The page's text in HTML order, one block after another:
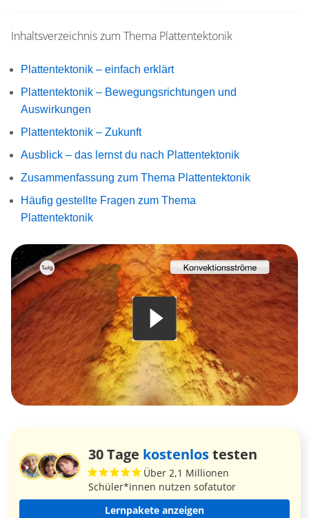
Inhaltsverzeichnis zum Thema Plattentektonik
Plattentektonik – einfach erklärt
Plattentektonik – Bewegungsrichtungen und
Auswirkungen
Plattentektonik – Zukunft
Ausblick – das lernst du nach Plattentektonik
Zusammenfassung zum Thema Plattentektonik
Häufig gestellte Fragen zum Thema
Plattentektonik
30 Tage kostenlostesten
Über 2,1 Millionen
Schüler*innen nutzen sofatutor
Lernpakete anzeigen